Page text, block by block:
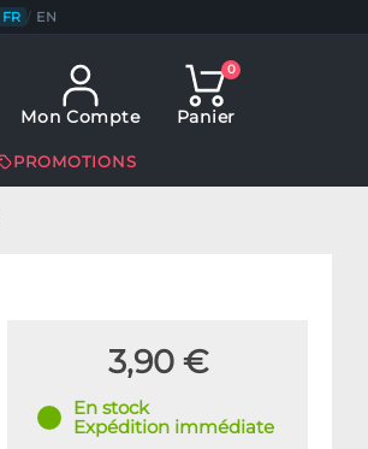
FR / EN
Mon Compte
0
Panier
PROMOTIONS
3,90 €
En stock
Expédition immédiate